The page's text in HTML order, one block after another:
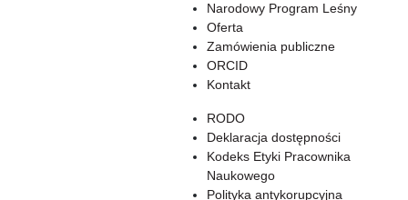
Narodowy Program Leśny
Oferta
Zamówienia publiczne
ORCID
Kontakt
RODO
Deklaracja dostępności
Kodeks Etyki Pracownika
Naukowego
Polityka antykorupcyjna